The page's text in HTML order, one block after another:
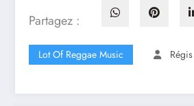
Partagez :
Lot Of Reggae Music Régis